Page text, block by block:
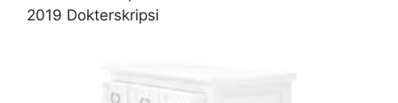
2019 Dokterskripsi